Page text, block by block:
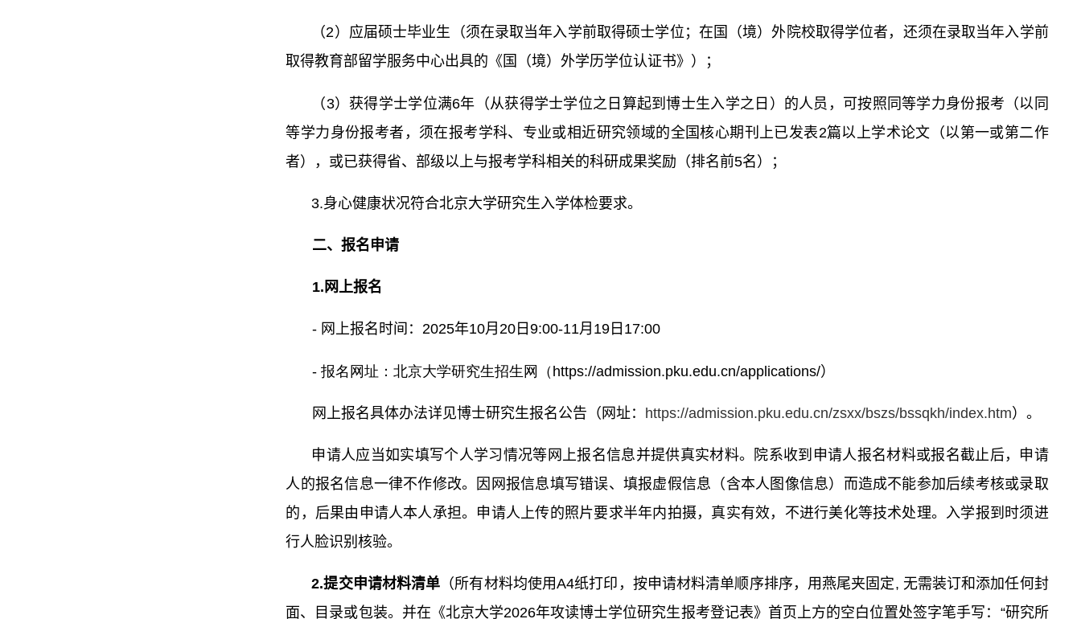
（2）应届硕士毕业生 （须在录取当年入学前取得硕士学位；在国（境）外院校取得学位者，还须在录取当年入学前
取得教育部留学服务中心出具的《国（境）外学历学位认证书》）；
（3）获得学士学位满6年（从获得学士学位之日算起到博士生入学之日）的人员，可按照同等学力身份报考（以同
等学力身份报考者，须在报考学科、专业或相近研究领域的全国核心期刊上已发表2篇以上学术论文（以第一或第二作
者），或已获得省、部级以上与报考学科相关的科研成果奖励（排名前5名）；
3.身心健康状况符合北京大学研究生入学体检要求。
二、报名申请
1. 网上报名
- 网上报名时间：2025年10月20日9:00-11月19日17:00
- 报名网址：北京大学研究生招生网（ https://admission.pku.edu.cn/applications/）
网上报名具体办法详见博士研究生报名公告（网址： https://admission.pku.edu.cn/zsxx/bszs/bssqkh/index.htm）。
申请人应当如实填写个人学习情况等网上报名信息并提供真实材料。院系收到申请人报名材料或报名截止后，申请
人的报名信息一律不作修改。因网报信息填写错误、填报虚假信息（含本人图像信息）而造成不能参加后续考核或录取
的，后果由申请人本人承担。申请人上传的照片要求半年内拍摄，真实有效，不进行美化等技术处理。入学报到时须进
行人脸识别核验。
2.提交申请材料清单 （所有材料均使用A4纸打印，按申请材料清单顺序排序，用燕尾夹固定, 无需装订和添加任何封
面、目录或包装。并在《北京大学2026年攻读博士学位研究生报考登记表》首页上方的空白位置处签字笔手写：“研究所